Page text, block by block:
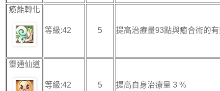
癒能轉化
等級:42 5 提高治療量93點與癒合術的
靈通仙道
等級:42 5 提高自身治療量 3 %